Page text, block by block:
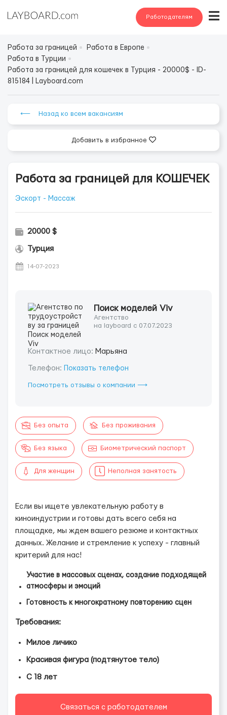
Работодателям
Работа за границей
Работа в Европе
Работа в Турции
Работа за границей для кошечек в Турция - 20000$ - ID-
815184 | Layboard.com
⟵ Назад ко всем вакансиям
Добавить в избранное
Работа за границей для КОШЕЧЕК
Эскорт - Массаж
20000 $
Турция
14-07-2023
Поиск моделей Viv
Агентство
на layboard с 07.07.2023
Контактное лицо: Марьяна
Телефон: Показать телефон
Посмотреть отзывы о компании ⟶
Без опыта Без проживания
Без языка Биометрический паспорт
Для женщин Неполная занятость
Если вы ищете увлекательную работу в
киноиндустрии и готовы дать всего себя на
площадке, мы ждем вашего резюме и контактных
данных. Желание и стремление к успеху - главный
критерий для нас!
Участие в массовых сценах, создание подходящей
атмосферы и эмоций
Готовность к многократному повторению сцен
Требования:
Милое личико
Красивая фигура (подтянутое тело)
С 18 лет
Связаться с работодателем